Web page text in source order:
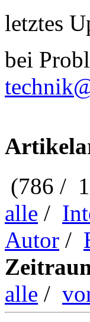
letztes
bei
(786 /
alle /
Autor /
alle /